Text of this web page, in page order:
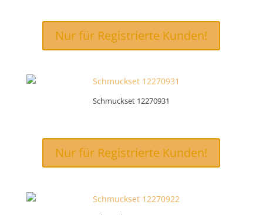
Nur für Registrierte Kunden!
Schmuckset 12270931
Nur für Registrierte Kunden!